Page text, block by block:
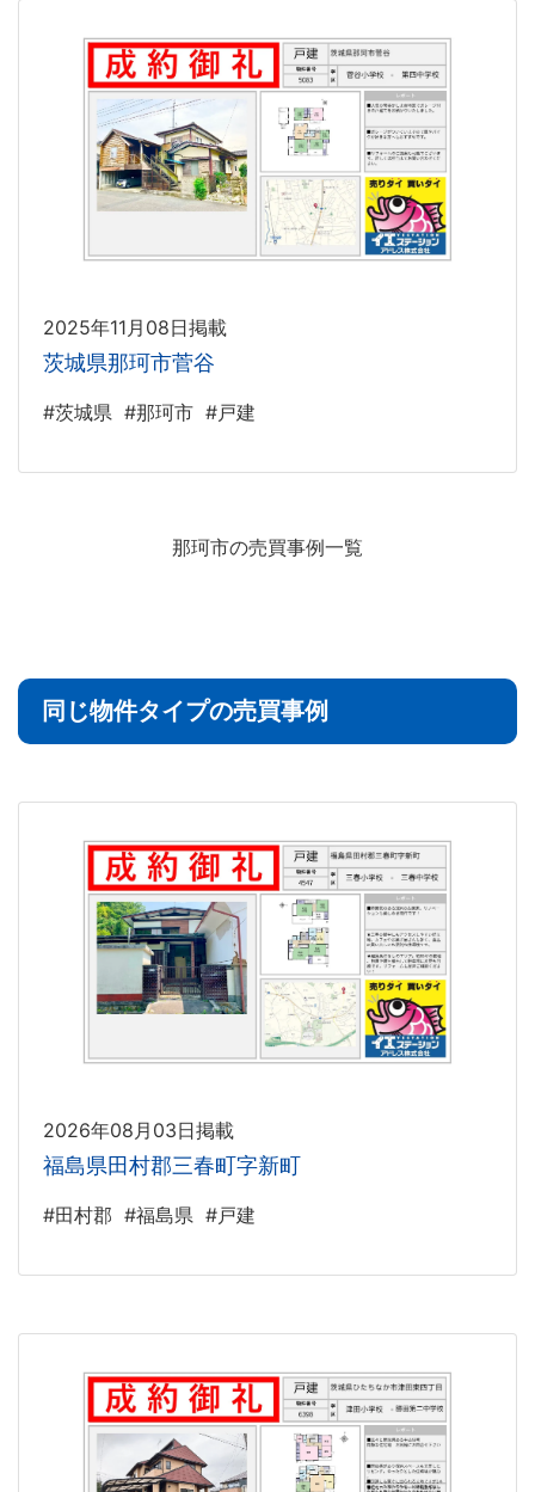
2025年11月08日掲載
茨城県那珂市菅谷
#茨城県 #那珂市 #戸建
那珂市の売買事例一覧
同じ物件タイプの売買事例
2026年08月03日掲載
福島県田村郡三春町字新町
#田村郡 #福島県 #戸建